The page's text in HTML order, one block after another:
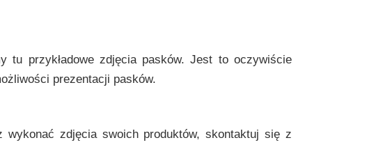
tu przykładowe zdjęcia pasków. Jest to oczywiście
prezentacji pasków.
wykonać zdjęcia swoich produktów, skontaktuj się z